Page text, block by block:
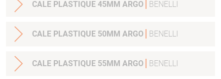
CALE PLASTIQUE 45MM ARGO BENELLI
CALE PLASTIQUE 50MM ARGO BENELLI
CALE PLASTIQUE 55MM ARGO BENELLI